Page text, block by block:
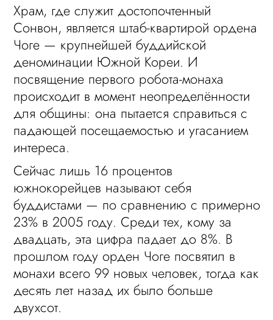
Храм, где служит достопочтенный
Сонвон, является штаб-квартирой ордена
Чоге — крупнейшей буддийской
деноминации Южной Кореи. И
посвящение первого робота-монаха
происходит в момент неопределённости
для общины: она пытается справиться с
падающей посещаемостью и угасанием
интереса.
Сейчас лишь 16 процентов
южнокорейцев называют себя
буддистами — по сравнению с примерно
23% в 2005 году. Среди тех, кому за
двадцать, эта цифра падает до 8%. В
прошлом году орден Чоге посвятил в
монахи всего 99 новых человек, тогда как
десять лет назад их было больше
двухсот.